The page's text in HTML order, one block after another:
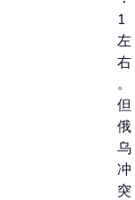
1
左
右
。
但
俄
乌
冲
突